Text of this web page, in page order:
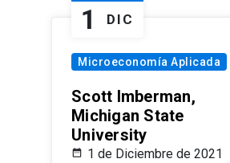
1 DIC
Microeconomía Aplicada
Scott Imberman,
Michigan State
University
1 de Diciembre de 2021